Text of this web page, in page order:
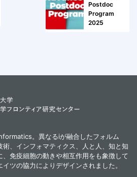
Postdoc
Program
2025
。異なるiが融合したフォルム
、インフォマティクス、人と人、知と知
免疫細胞の動きや相互作用をも象徴して
ツの協力によりデザインされました。